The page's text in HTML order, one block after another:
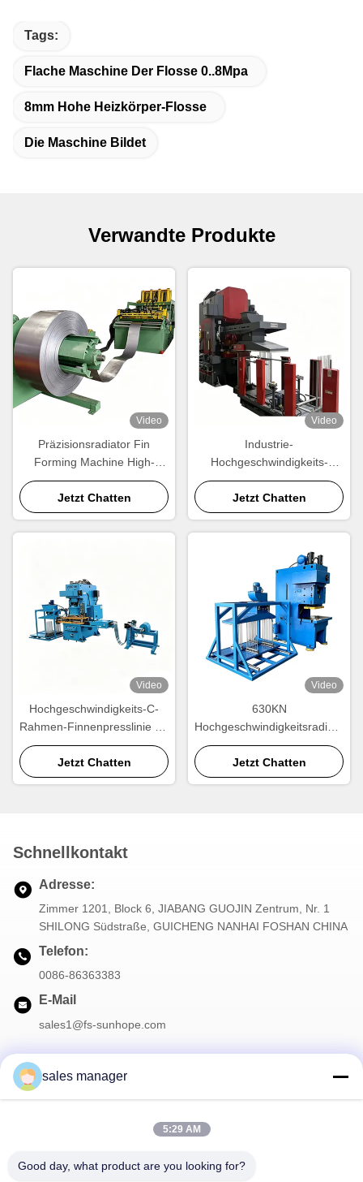
Tags:
Flache Maschine Der Flosse 0..8Mpa
8mm Hohe Heizkörper-Flosse
Die Maschine Bildet
Verwandte Produkte
Video
Präzisionsradiator Fin
Forming Machine High-
Speed Welle Aluminium Fin
Produktionsanlage
Jetzt Chatten
Video
Industrie-
Hochgeschwindigkeits-
Finnenpressmaschine.
Automatische Aluminium-
Kühlkörper-Finnenform-
Ausrüstung für die
Großproduktion.
Jetzt Chatten
Video
Hochgeschwindigkeits-C-
Rahmen-Finnenpresslinie für
die Herstellung von
Heizkörpern und
Wärmetauschern
Jetzt Chatten
Video
630KN
Hochgeschwindigkeitsradiato
r Flossenformmaschine für
die Produktion von
Aluminiumradiatoren
Jetzt Chatten
Schnellkontakt
Adresse:
Zimmer 1201, Block 6, JIABANG GUOJIN Zentrum, Nr. 1
SHILONG Südstraße, GUICHENG NANHAI FOSHAN CHINA
Telefon:
0086-86363383
E-Mail
sales1@fs-sunhope.com
sales manager
5:29 AM
Good day, what product are you looking for?